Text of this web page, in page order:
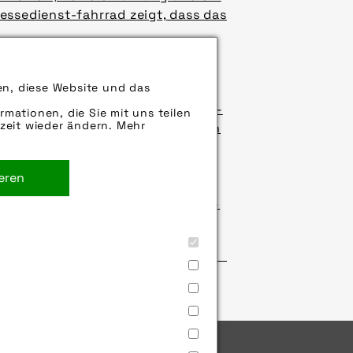
diese Website und das
die Sie mit uns teilen
wieder ändern. Mehr
fahrrad zeigt, dass das
breitbereiften Rennräder sind
wird immer spezialisierter –
fahrrad stellt diverse Neuheiten
getauscht. Der etwa
Sandpassagen und –
der Profi-Fahrerinnen.